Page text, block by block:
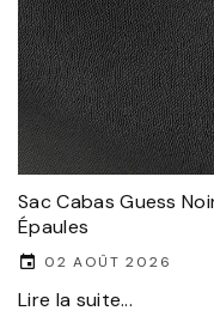
Sac Cabas Guess
Épaules
02 AOÛT 2026
Lire la suite...